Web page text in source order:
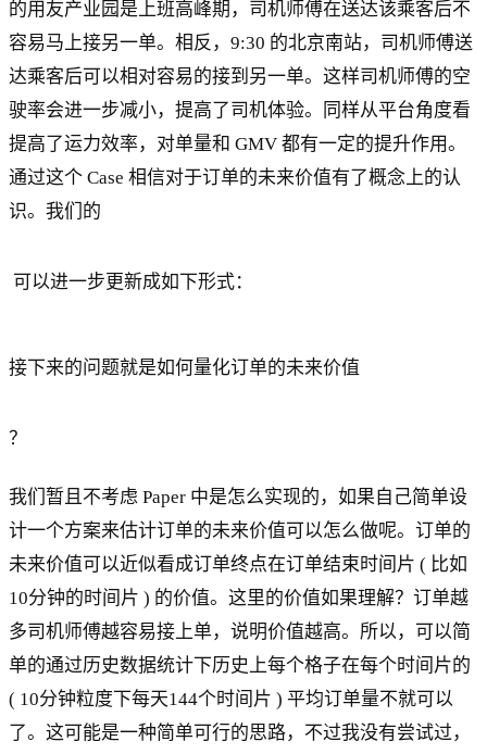
的用友产业园是上班高峰期，司机师傅在送达该乘客后不
容易马上接另一单。相反，9:30 的北京南站，司机师傅送
达乘客后可以相对容易的接到另一单。这样司机师傅的空
驶率会进一步减小，提高了司机体验。同样从平台角度看
提高了运力效率，对单量和 GMV 都有一定的提升作用。
通过这个 Case 相信对于订单的未来价值有了概念上的认
识。我们的
可以进一步更新成如下形式：
接下来的问题就是如何量化订单的未来价值
？
我们暂且不考虑 Paper 中是怎么实现的，如果自己简单设
计一个方案来估计订单的未来价值可以怎么做呢。订单的
未来价值可以近似看成订单终点在订单结束时间片 ( 比如
10分钟的时间片 ) 的价值。这里的价值如果理解？订单越
多司机师傅越容易接上单，说明价值越高。所以，可以简
单的通过历史数据统计下历史上每个格子在每个时间片的
( 10分钟粒度下每天144个时间片 ) 平均订单量不就可以
了。这可能是一种简单可行的思路，不过我没有尝试过，